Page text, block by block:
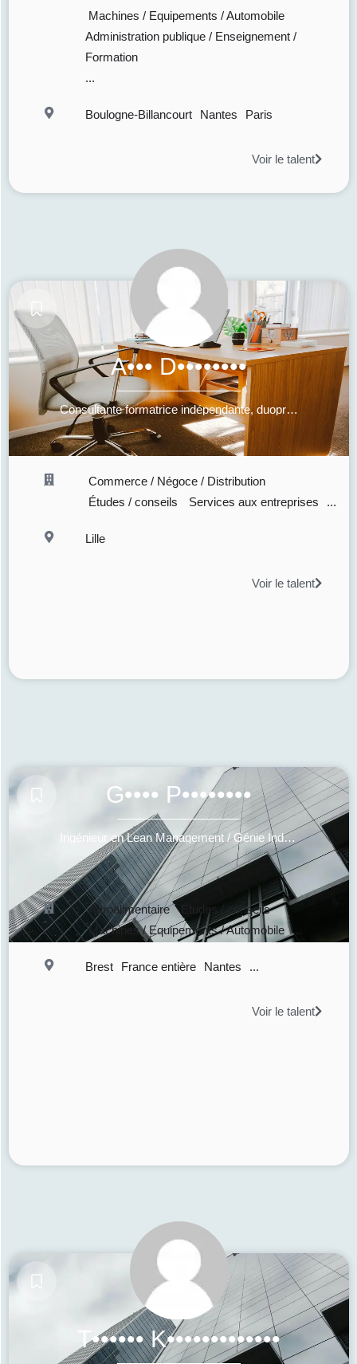
Machines / Equipements / Automobile
Administration publique / Enseignement /
Formation
...
Boulogne-Billancourt Nantes Paris
Voir le talent
A••• D••••••••
Consultante formatrice indépendante, duopreneuse
Commerce / Négoce / Distribution
Études / conseils
Services aux entreprises ...
Lille
Voir le talent
G•••• P••••••••
Ingénieur en Lean Management / Génie Industriel
Agroalimentaire Études / conseils
Machines / Equipements / Automobile
...
Brest France entière Nantes ...
Voir le talent
T•••••• K•••••••••••••